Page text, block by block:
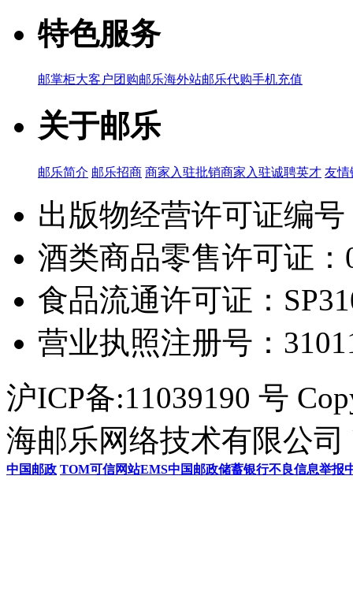
特色服务
邮掌柜大客户团购邮乐海外站邮乐代购手机充值
关于邮乐
邮乐简介 邮乐招商 商家入驻批销商家入驻诚聘英才 友情
出版物经营许可证编
酒类商品零售许可证：
食品流通许可证：
营业执照注册号：
沪ICP备:11039190 号
海邮乐网络技术有限公司
中国邮政 TOM可信网站EMS中国邮政储蓄银行不良信息举报